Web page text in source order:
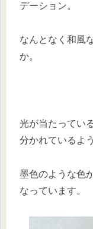
デーション。
なんとなく和風
か。
光が当たってい
分かれているよ
墨色のような色
なっています。